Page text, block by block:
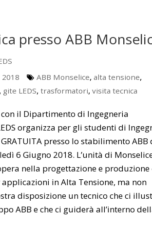
presso ABB
ABB Monselice, alta tensione,
, gite LEDS, trasformatori, visita tecnica
il Dipartimento di Ingegneria
organizza per gli studenti di
presso lo stabilimento ABB
6 Giugno 2018. L’unità di
nella progettazione e produzione
in Alta Tensione, ma non
disposizione un tecnico che ci
ABB e che ci guiderà all’interno